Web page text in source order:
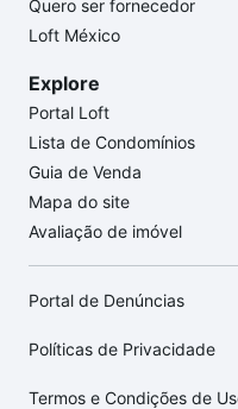
Quero ser fornecedor
Loft México
Explore
Portal Loft
Lista de Condomínios
Guia de Venda
Mapa do site
Avaliação de imóvel
Portal de Denúncias
Políticas de Privacidade
Termos e Condições de